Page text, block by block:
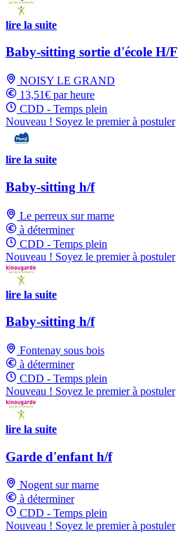
lire la suite
Baby-sitting sortie d'école H/F
NOISY LE GRAND
13,51€ par heure
CDD - Temps plein
Nouveau ! Soyez le premier à postuler
lire la suite
Baby-sitting h/f
Le perreux sur marne
à déterminer
CDD - Temps plein
Nouveau ! Soyez le premier à postuler
lire la suite
Baby-sitting h/f
Fontenay sous bois
à déterminer
CDD - Temps plein
Nouveau ! Soyez le premier à postuler
lire la suite
Garde d'enfant h/f
Nogent sur marne
à déterminer
CDD - Temps plein
Nouveau ! Soyez le premier à postuler